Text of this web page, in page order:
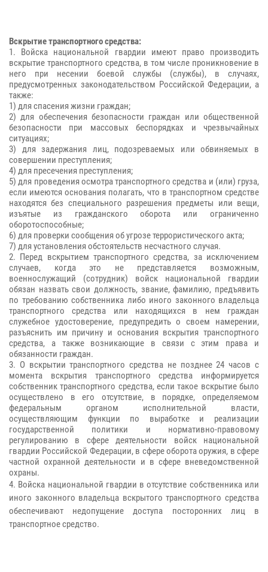
Вскрытие транспортного средства:
1. Войска национальной гвардии имеют право производить
вскрытие транспортного средства, в том числе проникновение в
него при несении боевой службы (службы), в случаях,
предусмотренных законодательством Российской Федерации, а
также:
1) для спасения жизни граждан;
2) для обеспечения безопасности граждан или общественной
безопасности при массовых беспорядках и чрезвычайных
ситуациях;
3) для задержания лиц, подозреваемых или обвиняемых в
совершении преступления;
4) для пресечения преступления;
5) для проведения осмотра транспортного средства и (или) груза,
если имеются основания полагать, что в транспортном средстве
находятся без специального разрешения предметы или вещи,
изъятые из гражданского оборота или ограниченно
оборотоспособные;
6) для проверки сообщения об угрозе террористического акта;
7) для установления обстоятельств несчастного случая.
2. Перед вскрытием транспортного средства, за исключением
случаев, когда это не представляется возможным,
военнослужащий (сотрудник) войск национальной гвардии
обязан назвать свои должность, звание, фамилию, предъявить
по требованию собственника либо иного законного владельца
транспортного средства или находящихся в нем граждан
служебное удостоверение, предупредить о своем намерении,
разъяснить им причину и основания вскрытия транспортного
средства, а также возникающие в связи с этим права и
обязанности граждан.
3. О вскрытии транспортного средства не позднее 24 часов с
момента вскрытия транспортного средства информируется
собственник транспортного средства, если такое вскрытие было
осуществлено в его отсутствие, в порядке, определяемом
федеральным органом исполнительной власти,
осуществляющим функции по выработке и реализации
государственной политики и нормативно-правовому
регулированию в сфере деятельности войск национальной
гвардии Российской Федерации, в сфере оборота оружия, в сфере
частной охранной деятельности и в сфере вневедомственной
охраны.
4. Войска национальной гвардии в отсутствие собственника или
иного законного владельца вскрытого транспортного средства
обеспечивают недопущение доступа посторонних лиц в
транспортное средство.